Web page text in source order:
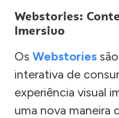
Webstories:
Imersivo
Os Webstories
interativa de
experiência visual
uma nova maneira